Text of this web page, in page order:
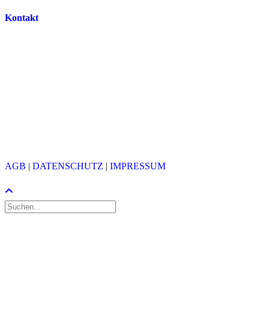
Kontakt
AGB | DATENSCHUTZ | IMPRESSUM